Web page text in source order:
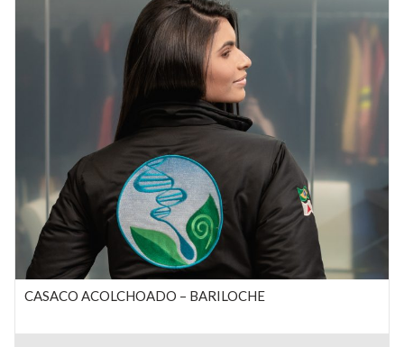
CASACO ACOLCHOADO – BARILOCHE